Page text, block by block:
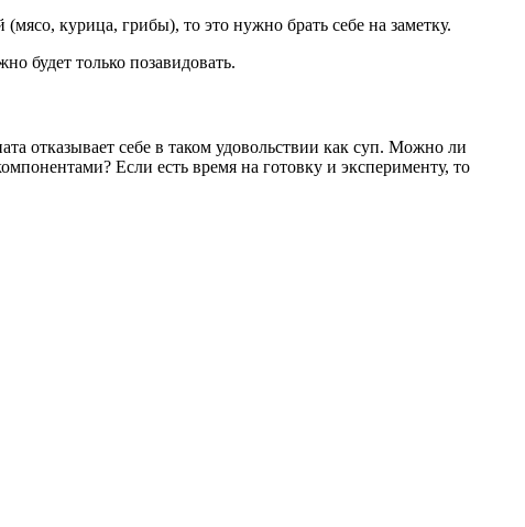
курица, грибы), то это нужно брать себе на заметку.
будет только позавидовать.
отказывает себе в таком удовольствии как суп. Можно ли
Если есть время на готовку и эксперименту, то